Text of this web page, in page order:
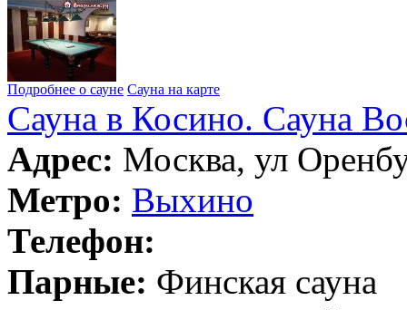
Подробнее о сауне Сауна на карте
Сауна в Косино. Сауна
Адрес: Москва, ул
Метро: Выхино
Телефон:
Парные: Финская сауна